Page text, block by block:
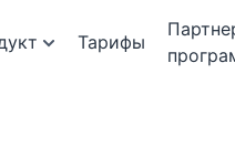
Тарифы